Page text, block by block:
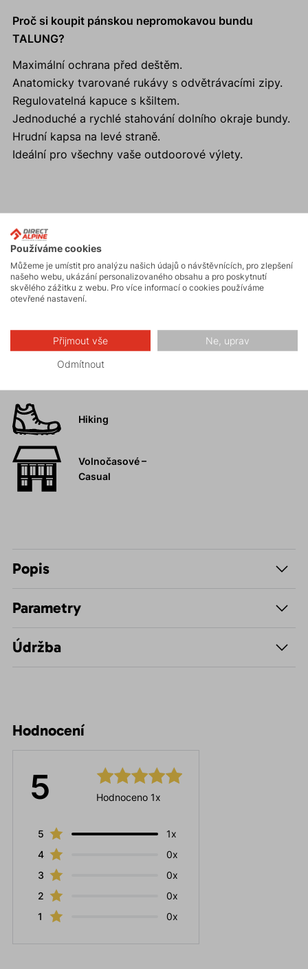
Proč si koupit pánskou nepromokavou bundu
TALUNG?
Maximální ochrana před deštěm.
Anatomicky tvarované rukávy s odvětrávacími zipy.
Regulovatelná kapuce s kšiltem.
Jednoduché a rychlé stahování dolního okraje bundy.
Hrudní kapsa na levé straně.
Ideální pro všechny vaše outdoorové výlety.
Aktivity
Skialpinismus
Vysokohorská
Hiking
Volnočasové –
Casual
Popis
Parametry
Údržba
Hodnocení
5 Hodnoceno 1x
5
1x
4
0x
3
0x
2
0x
1
0x
Používáme cookies
Můžeme je umístit pro analýzu našich údajů o návštěvnících, pro zlepšení
našeho webu, ukázání personalizovaného obsahu a pro poskytnutí
skvělého zážitku z webu. Pro více informací o cookies používáme
otevřené nastavení.
Přijmout vše Ne, uprav
Odmítnout